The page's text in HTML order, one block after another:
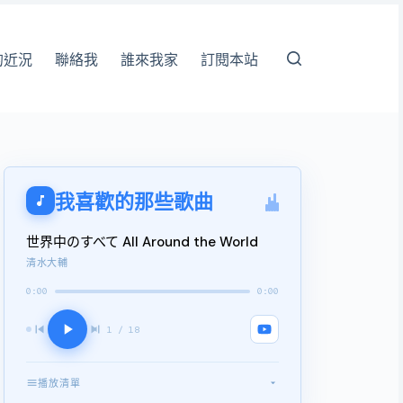
近況 聯絡我 誰來我家 訂閱本站
我喜歡的那些歌曲
世界中のすべて All Around the World
清水大輔
0:00 0:00
1 / 18
播放清單